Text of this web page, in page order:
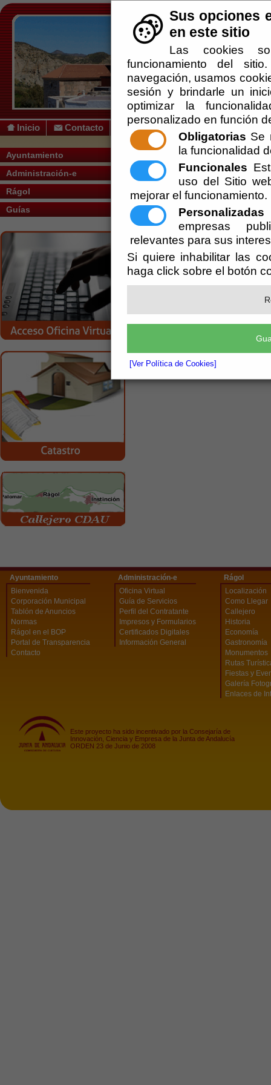
Sus opciones
en este sitio
Las cookies
funcionamiento del
navegación, usamos
sesión y brindarle un
optimizar la
personalizado en función
Obligatorias Se
la funcionalidad
Funcionales
uso del Sitio
mejorar el funcionamiento.
Personalizadas
empresas
relevantes para sus
Si quiere inhabilitar las
haga click sobre el botón
[Ver Política de Cookies]
Inicio Contacto
Ayuntamiento
Administración-e
Rágol
Guías
Usted se encuentra aquí:Inicio //
Escuchar
VACUNACION
Ayuntamiento de Rágol
Secretaría
Personal - Promoción Interna -
[más información]
vacunacion covid-19
Ayuntamiento
Bienvenida
Corporación Municipal
Tablón de Anuncios
Normas
Rágol en el BOP
Portal de Transparencia
Contacto
Administración-e
Oficina Virtual
Guía de Servicios
Perfil del Contratante
Impresos y Formularios
Certificados Digitales
Información General
Rágol
Localización
Como Llegar
Callejero
Historia
Economía
Gastronomía
Monumentos
Rutas
Fiestas y
Galería
Enlaces de
Este proyecto ha sido incentivado por la Consejaría de
Innovación, Ciencia y Empresa de la Junta de Andalucía
ORDEN 23 de Junio de 2008